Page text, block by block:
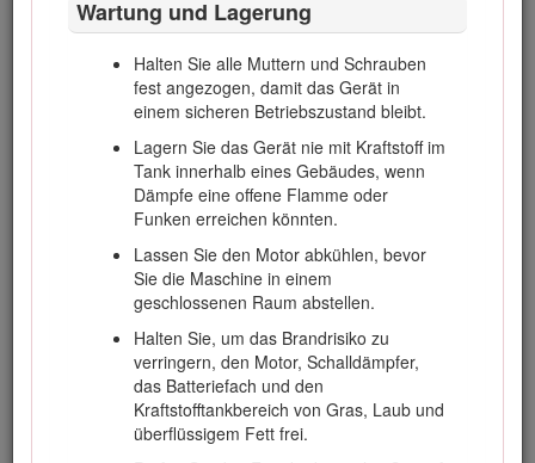
Wartung und Lagerung
Halten Sie alle Muttern und Schrauben
fest angezogen, damit das Gerät in
einem sicheren Betriebszustand bleibt.
Lagern Sie das Gerät nie mit Kraftstoff im
Tank innerhalb eines Gebäudes, wenn
Dämpfe eine offene Flamme oder
Funken erreichen könnten.
Lassen Sie den Motor abkühlen, bevor
Sie die Maschine in einem
geschlossenen Raum abstellen.
Halten Sie, um das Brandrisiko zu
verringern, den Motor, Schalldämpfer,
das Batteriefach und den
Kraftstofftankbereich von Gras, Laub und
überflüssigem Fett frei.
abnormalen Vibrationen. Untersuchen
Sie den Rasenmäher auf Schäden und
führen die notwendigen Reparaturen
durch, bevor Sie ihn erneut starten
und in Betrieb nehmen
Verringern Sie die Motordrehzahl vor dem
Abstellen und schließen nach dem Abschluss
der Mäharbeiten den Kraftstoffhahn, wenn
der Motor einen solchen hat.
Berühren Sie die Schneideinheiten nicht mit
den Händen und Füßen.
Schauen Sie hinter sich und nach unten, um
vor dem Rückwärtsfahren sicherzustellen,
dass der Weg frei ist.
Fahren Sie beim Wenden und beim
Überqueren von Straßen und Gehsteigen
vorsichtig und langsam. Stellen Sie die